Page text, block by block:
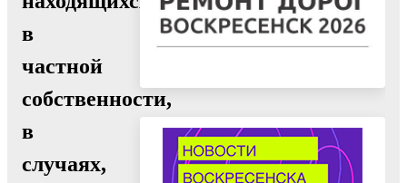
в
частной
собственности,
в
случаях,